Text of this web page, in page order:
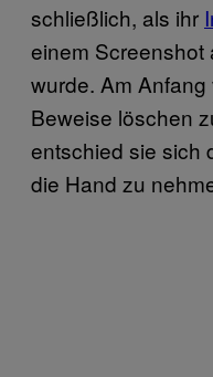
schließlich, als ihr
einem Screenshot
wurde. Am
Beweise löschen
entschied sie sich
die Hand zu